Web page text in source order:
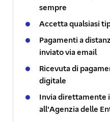
sempre
Accetta qualsiasi
Pagamenti a
inviato via email
Ricevuta di
digitale
Invia direttamente
all'Agenzia delle